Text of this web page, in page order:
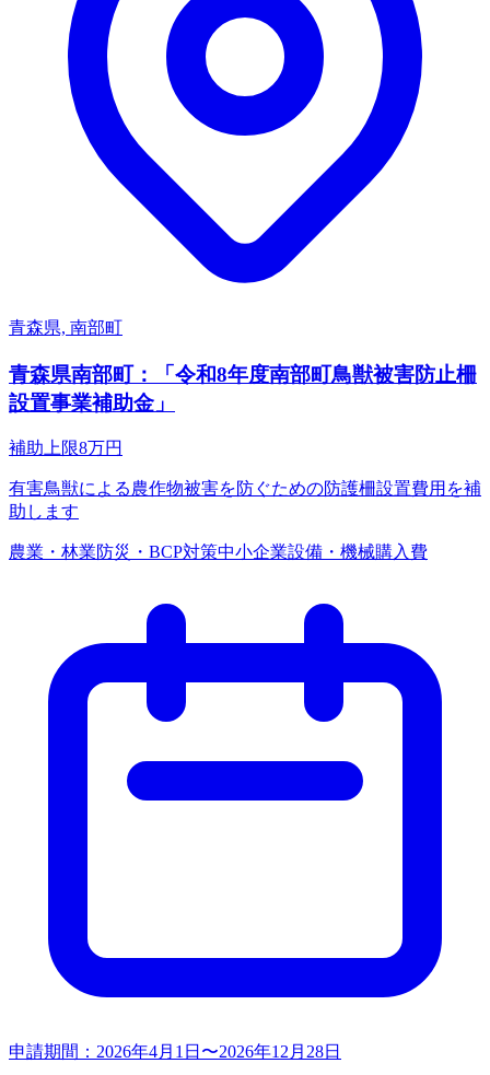
青森県, 南部町
青森県南部町：「令和8年度南部町鳥獣被害防止柵
設置事業補助金」
補助上限8万円
有害鳥獣による農作物被害を防ぐための防護柵設置費用を補
助します
農業・林業防災・BCP対策中小企業設備・機械購入費
申請期間： 2026年4月1日〜2026年12月28日